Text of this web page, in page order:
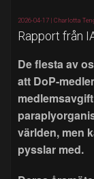
2026-04-17 | Charlotta
Rapport från
De flesta av
att DoP-
världen, men
pysslar med.